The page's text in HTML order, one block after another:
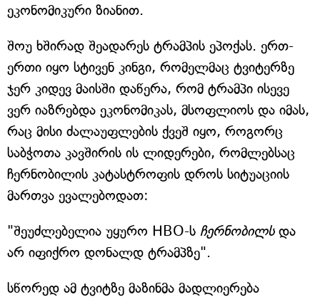
ეკონომიკური ზიანით.
შოუ ხშირად შეადარეს ტრამპის ეპოქას. ერთ-
ერთი იყო სტივენ კინგი, რომელმაც ტვიტერზე
ჯერ კიდევ მაისში დაწერა, რომ ტრამპი ისევე
ვერ იაზრებდა ეკონომიკას, მსოფლიოს და იმას,
რაც მისი ძალაუფლების ქვეშ იყო, როგორც
საბჭოთა კავშირის ის ლიდერები, რომლებსაც
ჩერნობილის კატასტროფის დროს სიტუაციის
მართვა ევალებოდათ:
"შეუძლებელია უყურო HBO-ს ჩერნობილს და
არ იფიქრო დონალდ ტრამპზე".
სწორედ ამ ტვიტზე მაზინმა მადლიერება